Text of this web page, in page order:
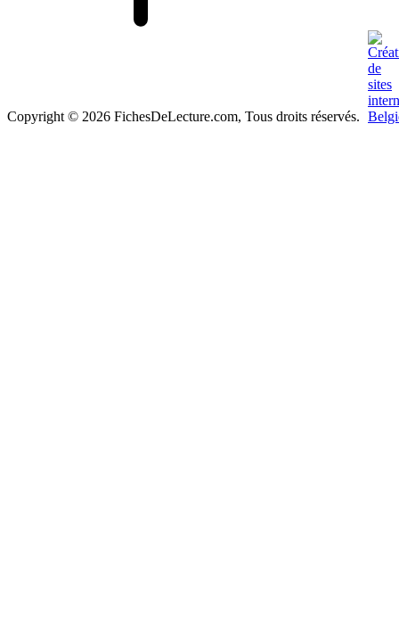
Copyright © 2026 FichesDeLecture.com, Tous droits réservés.